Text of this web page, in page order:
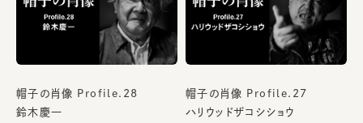
帽子の肖像 Profile.28
鈴木慶一
帽子の肖像 Profile.27
ハリウッドザコシショウ